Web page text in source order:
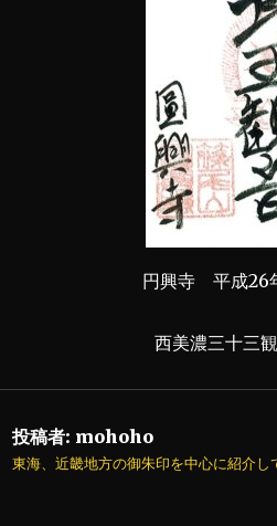
円興寺 平成26
西美濃三十三
投稿者: mohoho
東海、近畿地方の御朱印を中心に紹介し